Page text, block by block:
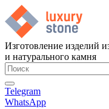
Изготовление изделий
и натурального камня
Telegram
WhatsApp